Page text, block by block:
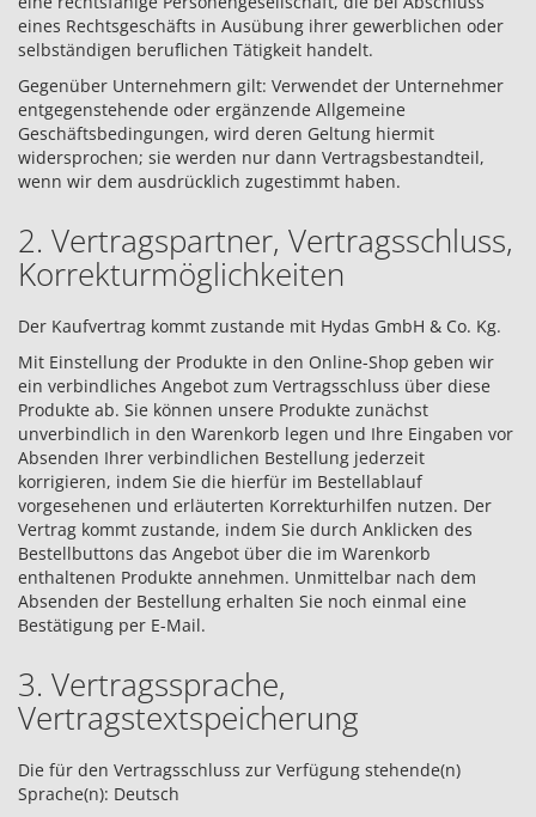
eines Rechtsgeschäfts in Ausübung ihrer gewerblichen oder
selbständigen beruflichen Tätigkeit handelt.
Gegenüber Unternehmern gilt: Verwendet der Unternehmer
entgegenstehende oder ergänzende Allgemeine
Geschäftsbedingungen, wird deren Geltung hiermit
widersprochen; sie werden nur dann Vertragsbestandteil,
wenn wir dem ausdrücklich zugestimmt haben.
2. Vertragspartner, Vertragsschluss,
Korrekturmöglichkeiten
Der Kaufvertrag kommt zustande mit Hydas GmbH & Co. Kg.
Mit Einstellung der Produkte in den Online-Shop geben wir
ein verbindliches Angebot zum Vertragsschluss über diese
Produkte ab. Sie können unsere Produkte zunächst
unverbindlich in den Warenkorb legen und Ihre Eingaben vor
Absenden Ihrer verbindlichen Bestellung jederzeit
korrigieren, indem Sie die hierfür im Bestellablauf
vorgesehenen und erläuterten Korrekturhilfen nutzen. Der
Vertrag kommt zustande, indem Sie durch Anklicken des
Bestellbuttons das Angebot über die im Warenkorb
enthaltenen Produkte annehmen. Unmittelbar nach dem
Absenden der Bestellung erhalten Sie noch einmal eine
Bestätigung per E-Mail.
3. Vertragssprache,
Vertragstextspeicherung
Die für den Vertragsschluss zur Verfügung stehende(n)
Sprache(n): Deutsch